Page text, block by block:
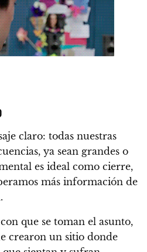
claro: todas nuestras
ya sean grandes o
es ideal como cierre,
más información de
que se toman el asunto,
crearon un sitio donde